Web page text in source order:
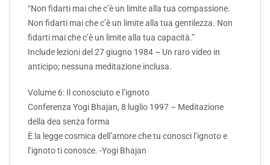
“Non fidarti mai che c’è un limite alla tua compassione.
Non fidarti mai che c’è un limite alla tua gentilezza. Non
fidarti mai che c’è un limite alla tua capacità.”
Include lezioni del 27 giugno 1984 – Un raro video in
anticipo; nessuna meditazione inclusa.
Volume 6: Il conosciuto e l’ignoto
Conferenza Yogi Bhajan, 8 luglio 1997 – Meditazione
della dea senza forma
È la legge cosmica dell’amore che tu conosci l’ignoto e
l’ignoto ti conosce. -Yogi Bhajan